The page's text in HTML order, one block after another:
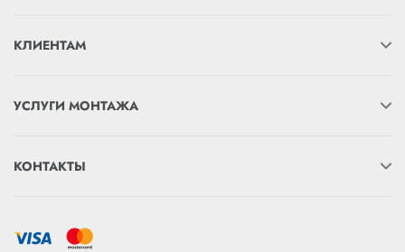
КЛИЕНТАМ
УСЛУГИ МОНТАЖА
КОНТАКТЫ